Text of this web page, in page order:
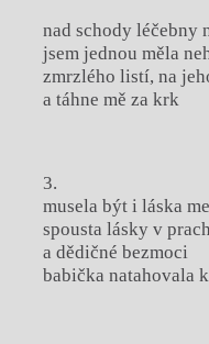
nad schody léčebny
jsem jednou měla
zmrzlého listí, na
a táhne mě za krk
3.
musela být i láska
spousta lásky v
a dědičné bezmoci
babička natahovala